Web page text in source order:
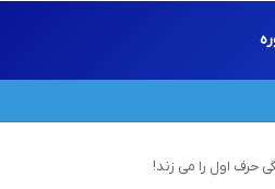
حرف اول را می زند!